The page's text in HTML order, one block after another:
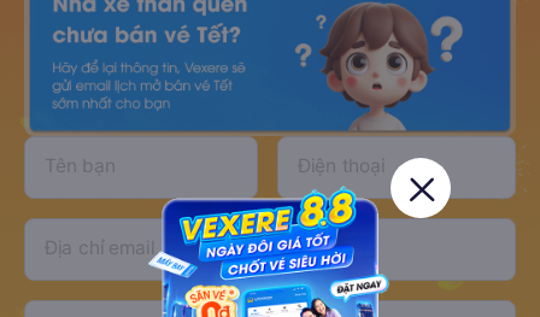
Tên bạn Điện thoại
Địa chỉ email